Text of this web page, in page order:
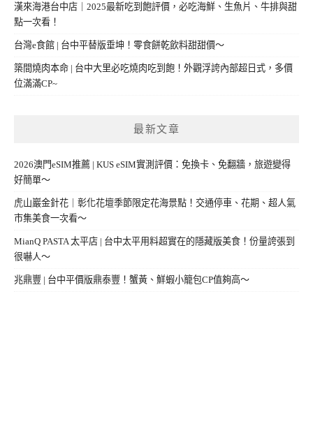
漢來海港台中店｜2025最新吃到飽評價，必吃海鮮、生魚片、牛排與甜
點一次看！
台灣e食館 | 台中平替版垂坤！零食餅乾飲料甜甜價～
築間燒肉本命 | 台中大里必吃燒肉吃到飽！外觀浮誇內部超日式，多價
位滿滿CP~
最新文章
2026澳門eSIM推薦 | KUS eSIM實測評價：免換卡、免翻牆，旅遊變得
好簡單～
虎山巖金針花｜彰化花壇季節限定花海景點！交通停車、花期、超人氣
市集美食一次看～
MianQ PASTA 太平店 | 台中太平用料超實在的隱藏版美食！份量誇張到
很嚇人～
兆鼎豐 | 台中平價版鼎泰豐！蟹黃、鮮蝦小籠包CP值夠高～